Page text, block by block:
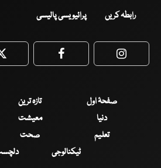
رابطہ کریں پرائیویسی پالیسی
Twitter Facebook
صفحۂ اول تازہ ترین
دنیا
معیشت
تعلیم
صحت
ٹیکنالوجی